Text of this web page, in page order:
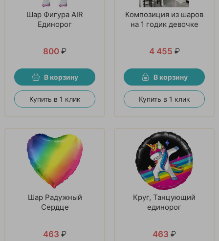
Шар Фигура AIR
Единорог
800 ₽
В корзину
Купить в 1 клик
Композиция из шаров
на 1 годик девочке
4 455 ₽
В корзину
Купить в 1 клик
Шар Радужный
Сердце
463 ₽
Круг, Танцующий
единорог
463 ₽